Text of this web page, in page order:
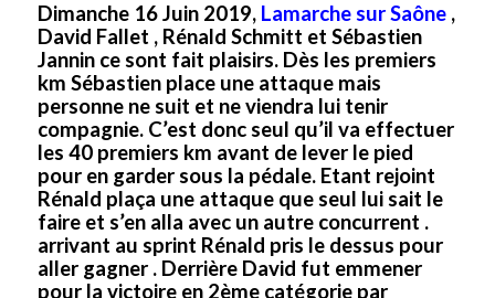
Dimanche 16 Juin 2019, Lamarche sur Saône,
David Fallet , Rénald Schmitt et Sébastien
Jannin ce sont fait plaisirs. Dès les premiers
km Sébastien place une attaque mais
personne ne suit et ne viendra lui tenir
compagnie. C’est donc seul qu’il va effectuer
les 40 premiers km avant de lever le pied
pour en garder sous la pédale. Etant rejoint
Rénald plaça une attaque que seul lui sait le
faire et s’en alla avec un autre concurrent .
arrivant au sprint Rénald pris le dessus pour
aller gagner . Derrière David fut emmener
pour la victoire en 2ème catégorie par